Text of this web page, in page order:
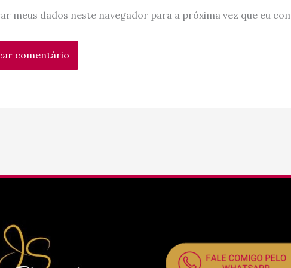
meus dados neste navegador para a próxima vez que eu